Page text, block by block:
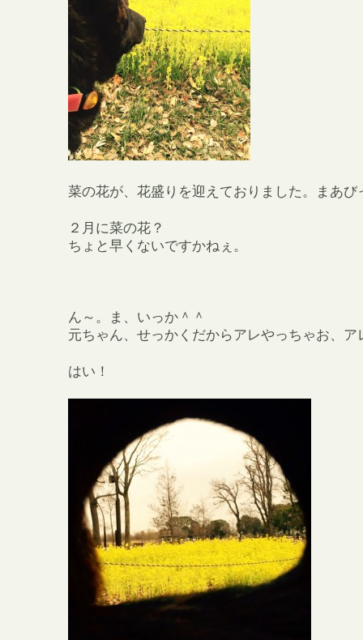
菜の花が、花盛りを迎えておりました。まあび
２月に菜の花？
ちょと早くないですかねぇ。
ん～。ま、いっか＾＾
元ちゃん、せっかくだからアレやっちゃお、ア
はい！